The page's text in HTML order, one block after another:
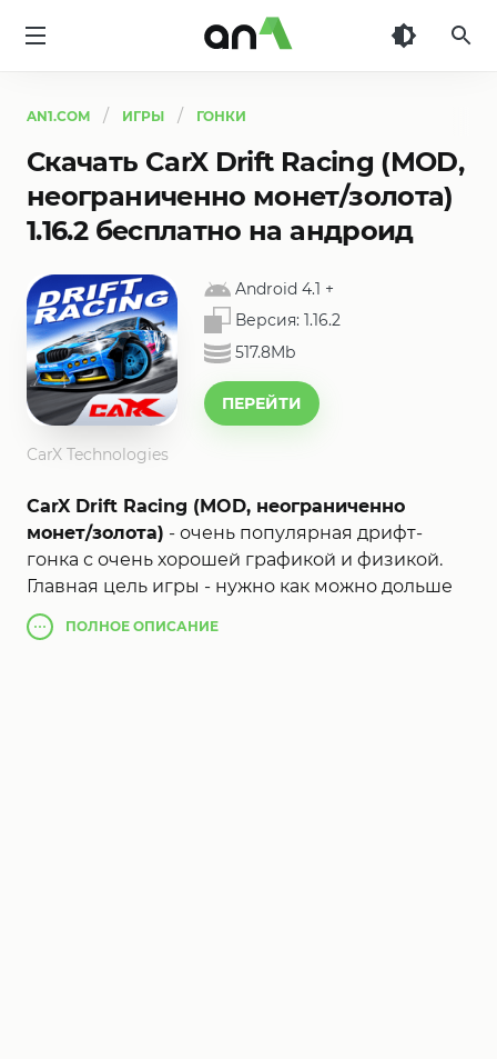
AN1.COM ИГРЫ ГОНКИ
Скачать CarX Drift Racing (MOD,
неограниченно монет/золота)
1.16.2 бесплатно на андроид
Android 4.1 +
Версия: 1.16.2
517.8Mb
ПЕРЕЙТИ
CarX Technologies
CarX Drift Racing (MOD, неограниченно
монет/золота) - очень популярная дрифт-
гонка с очень хорошей графикой и физикой.
Главная цель игры - нужно как можно дольше
дрифтовать чтобы выигрывать соперников и
зарабатывать монеты. В этой игре есть
ПОЛНОЕ ОПИСАНИЕ